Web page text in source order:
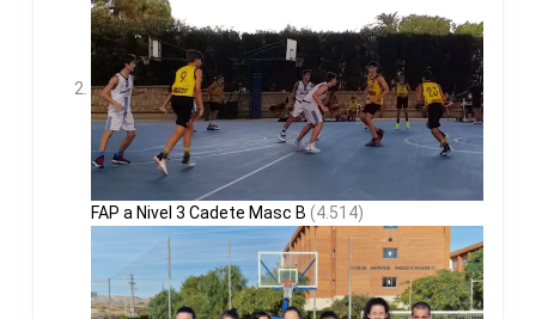
FAP a Nivel 3 Cadete Masc B (4.514)